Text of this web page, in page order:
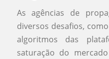
As agências de
diversos desafios,
algoritmos das
saturação do